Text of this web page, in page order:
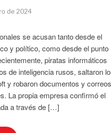
de 2024
se acusan tanto desde el
y político, como desde el punto
piratas informáticos
de inteligencia rusos, saltaron
y robaron documentos y correos
La propia empresa confirmó el
a través de […]